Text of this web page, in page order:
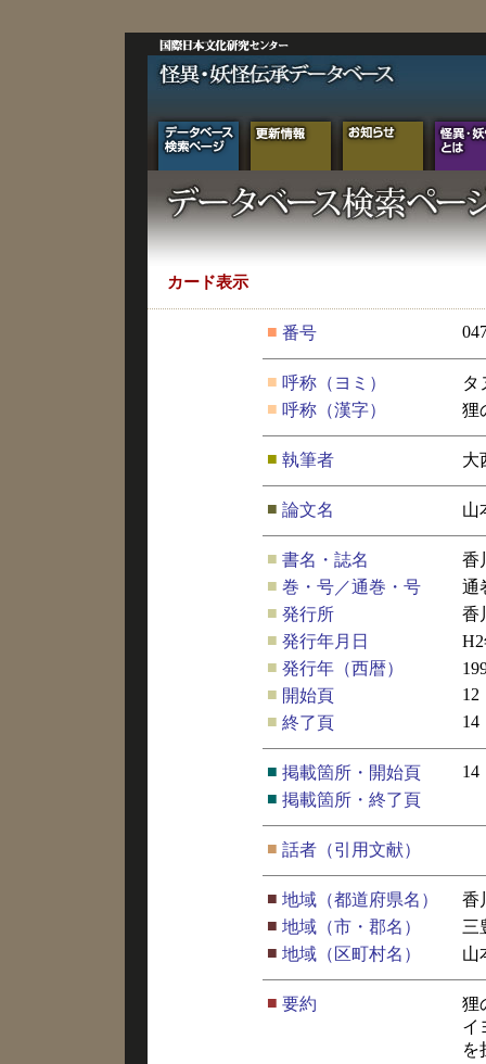
カード表示
■ 番号
■ 呼称（ヨミ）
タ
■ 呼称（漢字） 狸
■ 執筆者 大
■ 論文名 山
■ 書名・誌名
香
■ 巻・号／通巻・号
通
■ 発行所
香
■ 発行年月日
■ 発行年（西暦）
■ 開始頁
12
■ 終了頁 14
■ 掲載箇所・開始頁
14
■ 掲載箇所・終了頁
■ 話者（引用文献）
■ 地域（都道府県名）
香
■ 地域（市・郡名）
三
■ 地域（区町村名） 山
■ 要約
狸
イ
を